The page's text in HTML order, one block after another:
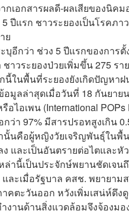
เอกสารผลดี-ผลเสียของนิค
ปีแรก ชาวระยองเป็นโรคภ
ย
อีกว่า ช่วง 5 ปีแรกของการตั้
าวระยองป่วยเพิ่มขึ้น 275 ราย
ในพื้นที่ระยองยังเกิดปัญหา
ลล่าสุดเมื่อวันที่ 18 กันยายน
อไอเพน (International
ว่า 97% มีสารปรอทสูงเกิน
นั้นคือผู้หญิงวัยเจริญพันธุ์ในพื้
และเป็นอันตรายต่อไตและหั
านี้เป็นประจักษ์พยานชัดเจน
ละเมื่อรัฐบาล คสช. พยายาม
าคตะวันออก หวังเพิ่มเสน่ห์ดึ
งานด้านสิ่งแวดล้อมจึงจ้องมอ